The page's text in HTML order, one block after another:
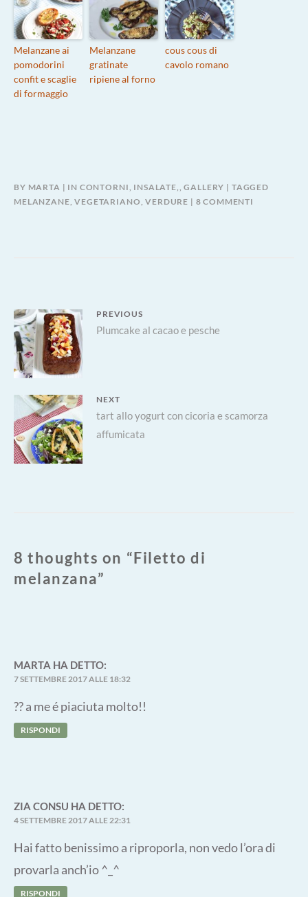
Melanzane ai
pomodorini
confit e scaglie
di formaggio
Melanzane
gratinate
ripiene al forno
cous cous di
cavolo romano
BY MARTA IN CONTORNI, INSALATE, ,GALLERY
TAGGED
MELANZANE ,VEGETARIANO ,VERDURE 8 COMMENTI
Navigazione
articoli
PREVIOUS
Previous
post:
Plumcake al cacao e pesche
NEXT
Next
post:
tart allo yogurt con cicoria e scamorza
affumicata
8 thoughts on “Filetto di
melanzana”
MARTA HA DETTO:
7 SETTEMBRE 2017 ALLE 18:32
?? a me é piaciuta molto!!
RISPONDI
ZIA CONSU HA DETTO:
4 SETTEMBRE 2017 ALLE 22:31
Hai fatto benissimo a riproporla, non vedo l’ora di
provarla anch’io ^_^
RISPONDI